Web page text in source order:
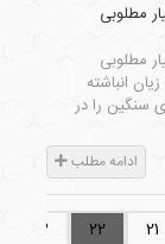
مطلوبی
مطلوبی
انباشته
سنگین را در
ادامه مطلب
21
22
23